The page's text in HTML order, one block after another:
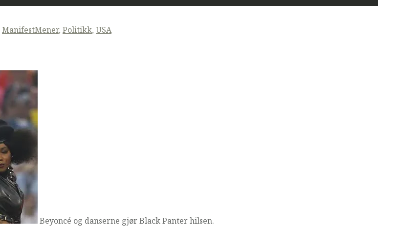
ManifestMener, Politikk, USA
Beyoncé og danserne gjør Black Panter hilsen.